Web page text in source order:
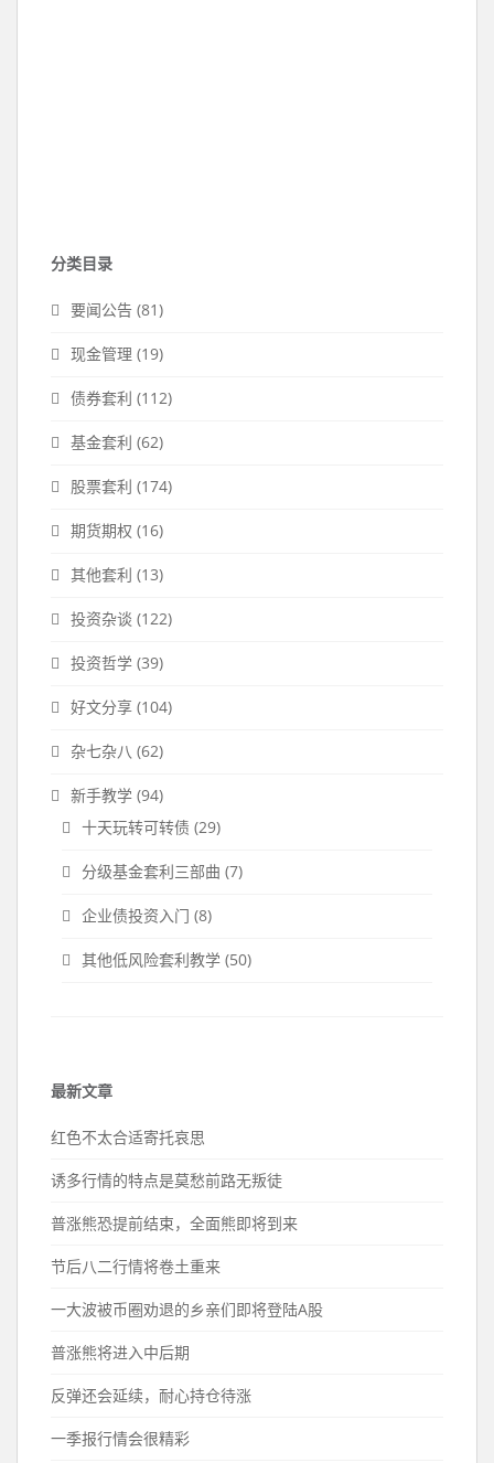
分类目录
要闻公告 (81)
现金管理 (19)
债券套利 (112)
基金套利 (62)
股票套利 (174)
期货期权 (16)
其他套利 (13)
投资杂谈 (122)
投资哲学 (39)
好文分享 (104)
杂七杂八 (62)
新手教学 (94)
十天玩转可转债 (29)
分级基金套利三部曲 (7)
企业债投资入门 (8)
其他低风险套利教学 (50)
最新文章
红色不太合适寄托哀思
诱多行情的特点是莫愁前路无叛徒
普涨熊恐提前结束，全面熊即将到来
节后八二行情将卷土重来
一大波被币圈劝退的乡亲们即将登陆A股
普涨熊将进入中后期
反弹还会延续，耐心持仓待涨
一季报行情会很精彩